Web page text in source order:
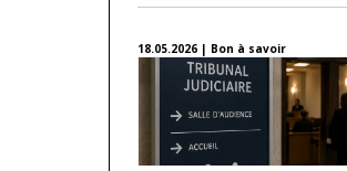
18.05.2026 | Bon à savoir